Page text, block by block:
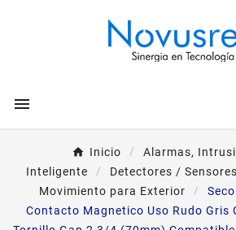

Inicio
Alarmas,
Inteligente
Detectores / Sensores
Movimiento para Exterior
Contacto Magnetico Uso Rudo Gris